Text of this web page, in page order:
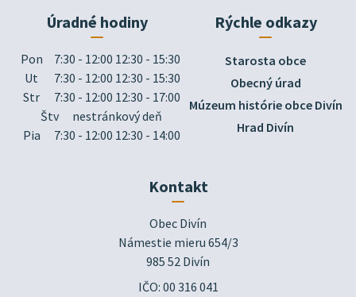
Úradné hodiny
Pon
7:30 - 12:00 12:30 - 15:30
Ut
7:30 - 12:00 12:30 - 15:30
Str
7:30 - 12:00 12:30 - 17:00
Štv
nestránkový deň
Pia
7:30 - 12:00 12:30 - 14:00
Rýchle odkazy
Starosta obce
Obecný úrad
Múzeum histórie obce Divín
Hrad Divín
Kontakt
Obec Divín
Námestie mieru 654/3
985 52 Divín
IČO: 00 316 041